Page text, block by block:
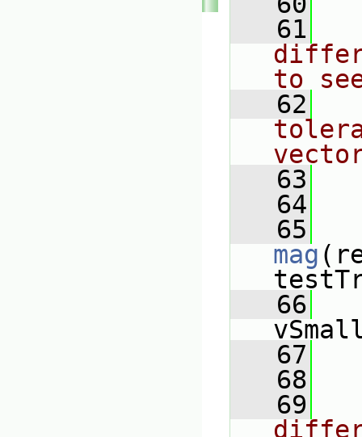
   61
to
   62
   63
   64
   65
mag
   66
   67
   68
   69